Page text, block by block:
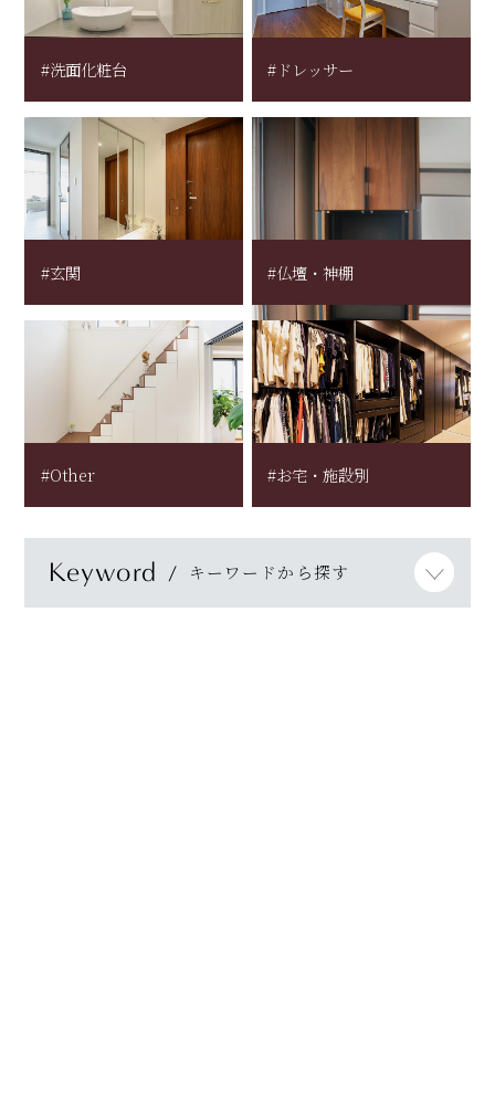
#洗面化粧台 #ドレッサー
#玄関 #仏壇・神棚
#Other #お宅・施設別
Keyword キーワードから探す